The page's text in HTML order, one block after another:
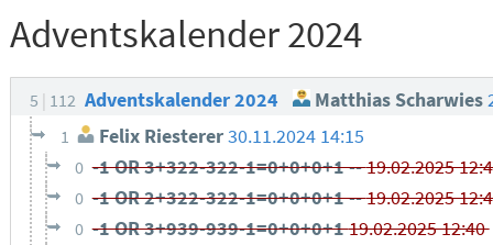
Adventskalender 2024
5 112 Adventskalender 2024 Matthias Scharwies
1 Felix Riesterer30.11.2024 14:15
0 -1 OR 3+322-322-1=0+0+0+1 --19.02.2025
0 -1 OR 2+322-322-1=0+0+0+1 --19.02.2025
0 -1 OR 3+939-939-1=0+0+0+119.02.2025 12:40